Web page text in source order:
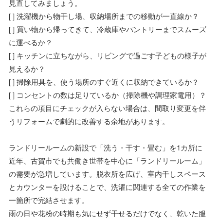
見直してみましょう。
[ ] 洗濯機から物干し場、収納場所までの移動が一直線か？
[ ] 買い物から帰ってきて、冷蔵庫やパントリーまでスムーズ
に運べるか？
[ ] キッチンに立ちながら、リビングで過ごす子どもの様子が
見えるか？
[ ] 掃除用具を、使う場所のすぐ近くに収納できているか？
[ ] コンセントの数は足りているか（掃除機や調理家電用）？
これらの項目にチェックが入らない場合は、間取り変更を伴
うリフォームで劇的に改善する余地があります。
ランドリールームの新設で「洗う・干す・畳む」を1カ所に
近年、古賀市でも共働き世帯を中心に「ランドリールーム」
の需要が急増しています。脱衣所を広げ、室内干しスペース
とカウンターを設けることで、洗濯に関連する全ての作業を
一箇所で完結させます。
雨の日や花粉の時期も気にせず干せるだけでなく、乾いた服